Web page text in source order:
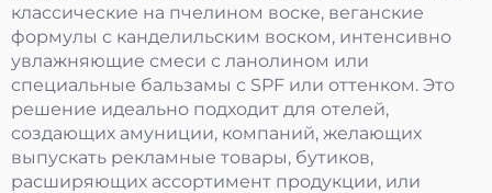
классические на пчелином воске, веганские
формулы с канделильским воском, интенсивно
увлажняющие смеси с ланолином или
специальные бальзамы с SPF или оттенком. Это
решение идеально подходит для отелей,
создающих амуниции, компаний, желающих
выпускать рекламные товары, бутиков,
расширяющих ассортимент продукции, или